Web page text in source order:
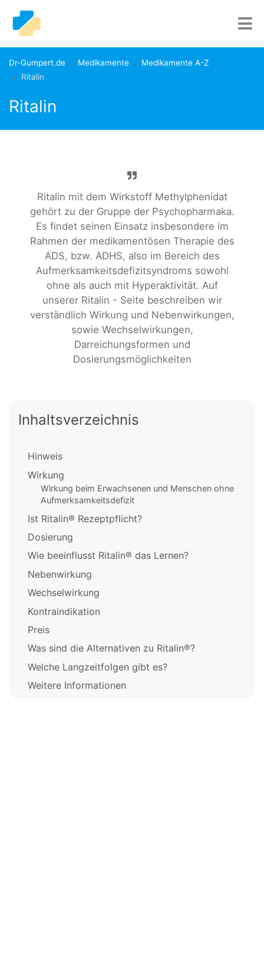
Dr-Gumpert.de Medikamente
Medikamente A-Z
Ritalin
Ritalin
Ritalin mit dem Wirkstoff Methylphenidat
gehört zu der Gruppe der Psychopharmaka.
Es findet seinen Einsatz insbesondere im
Rahmen der medikamentösen Therapie des
ADS, bzw. ADHS, also im Bereich des
Aufmerksamkeitsdefizitsyndroms sowohl
ohne als auch mit Hyperaktivität. Auf
unserer Ritalin - Seite beschreiben wir
verständlich Wirkung und Nebenwirkungen,
sowie Wechselwirkungen,
Darreichungsformen und
Dosierungsmöglichkeiten
Inhaltsverzeichnis
Hinweis
Wirkung
Wirkung beim Erwachsenen und Menschen ohne
Aufmerksamkeitsdefizit
Ist Ritalin® Rezeptpflicht?
Dosierung
Wie beeinflusst Ritalin® das Lernen?
Nebenwirkung
Wechselwirkung
Kontraindikation
Preis
Was sind die Alternativen zu Ritalin®?
Welche Langzeitfolgen gibt es?
Weitere Informationen